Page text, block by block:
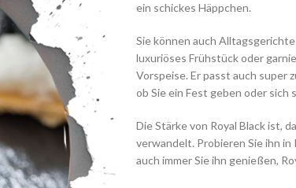
ein schickes Häppchen.
Sie können auch
luxuriöses Frühstück oder
Vorspeise. Er passt auch super
ob Sie ein Fest geben oder sich
Die Stärke von Royal Black ist,
verwandelt. Probieren Sie ihn in
auch immer Sie ihn genießen,